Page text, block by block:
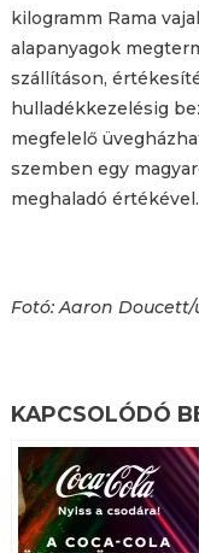
kilogramm Rama
alapanyagok
szállításon,
hulladékkezelésig
megfelelő
szemben egy
meghaladó értékével.
Fotó: Aaron
KAPCSOLÓDÓ